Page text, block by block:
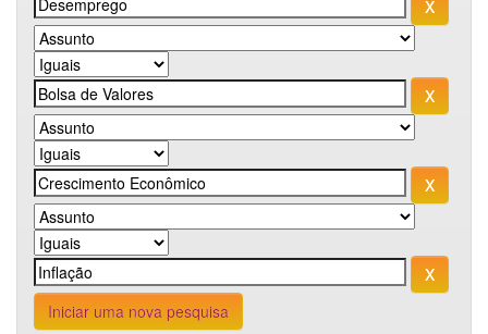
Iniciar uma nova pesquisa